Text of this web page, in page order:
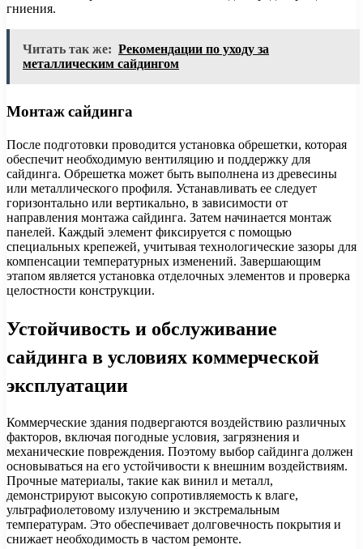
гниения.
Читать так же: Рекомендации по уходу за
металлическим сайдингом
Монтаж сайдинга
После подготовки проводится установка обрешетки, которая
обеспечит необходимую вентиляцию и поддержку для
сайдинга. Обрешетка может быть выполнена из древесины
или металлического профиля. Устанавливать ее следует
горизонтально или вертикально, в зависимости от
направления монтажа сайдинга. Затем начинается монтаж
панелей. Каждый элемент фиксируется с помощью
специальных крепежей, учитывая технологические зазоры для
компенсации температурных изменений. Завершающим
этапом является установка отделочных элементов и проверка
целостности конструкции.
Устойчивость и обслуживание
сайдинга в условиях коммерческой
эксплуатации
Коммерческие здания подвергаются воздействию различных
факторов, включая погодные условия, загрязнения и
механические повреждения. Поэтому выбор сайдинга должен
основываться на его устойчивости к внешним воздействиям.
Прочные материалы, такие как винил и металл,
демонстрируют высокую сопротивляемость к влаге,
ультрафиолетовому излучению и экстремальным
температурам. Это обеспечивает долговечность покрытия и
снижает необходимость в частом ремонте.